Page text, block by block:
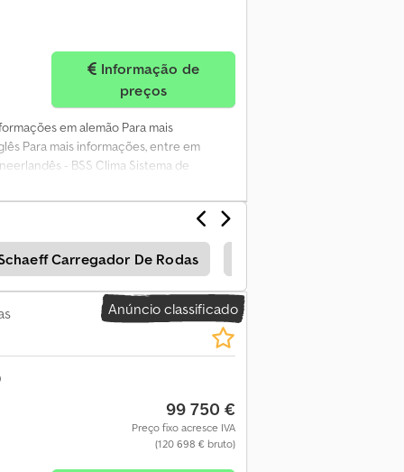
preços
em alemão Para mais
Para mais informações, entre em
- BSS Clima Sistema de
em contato com Kurt Meurrens, ).
Carregador De Rodas
Anúncio classificado
99 750 €
Preço fixo acresce IVA
(120 698 € bruto)